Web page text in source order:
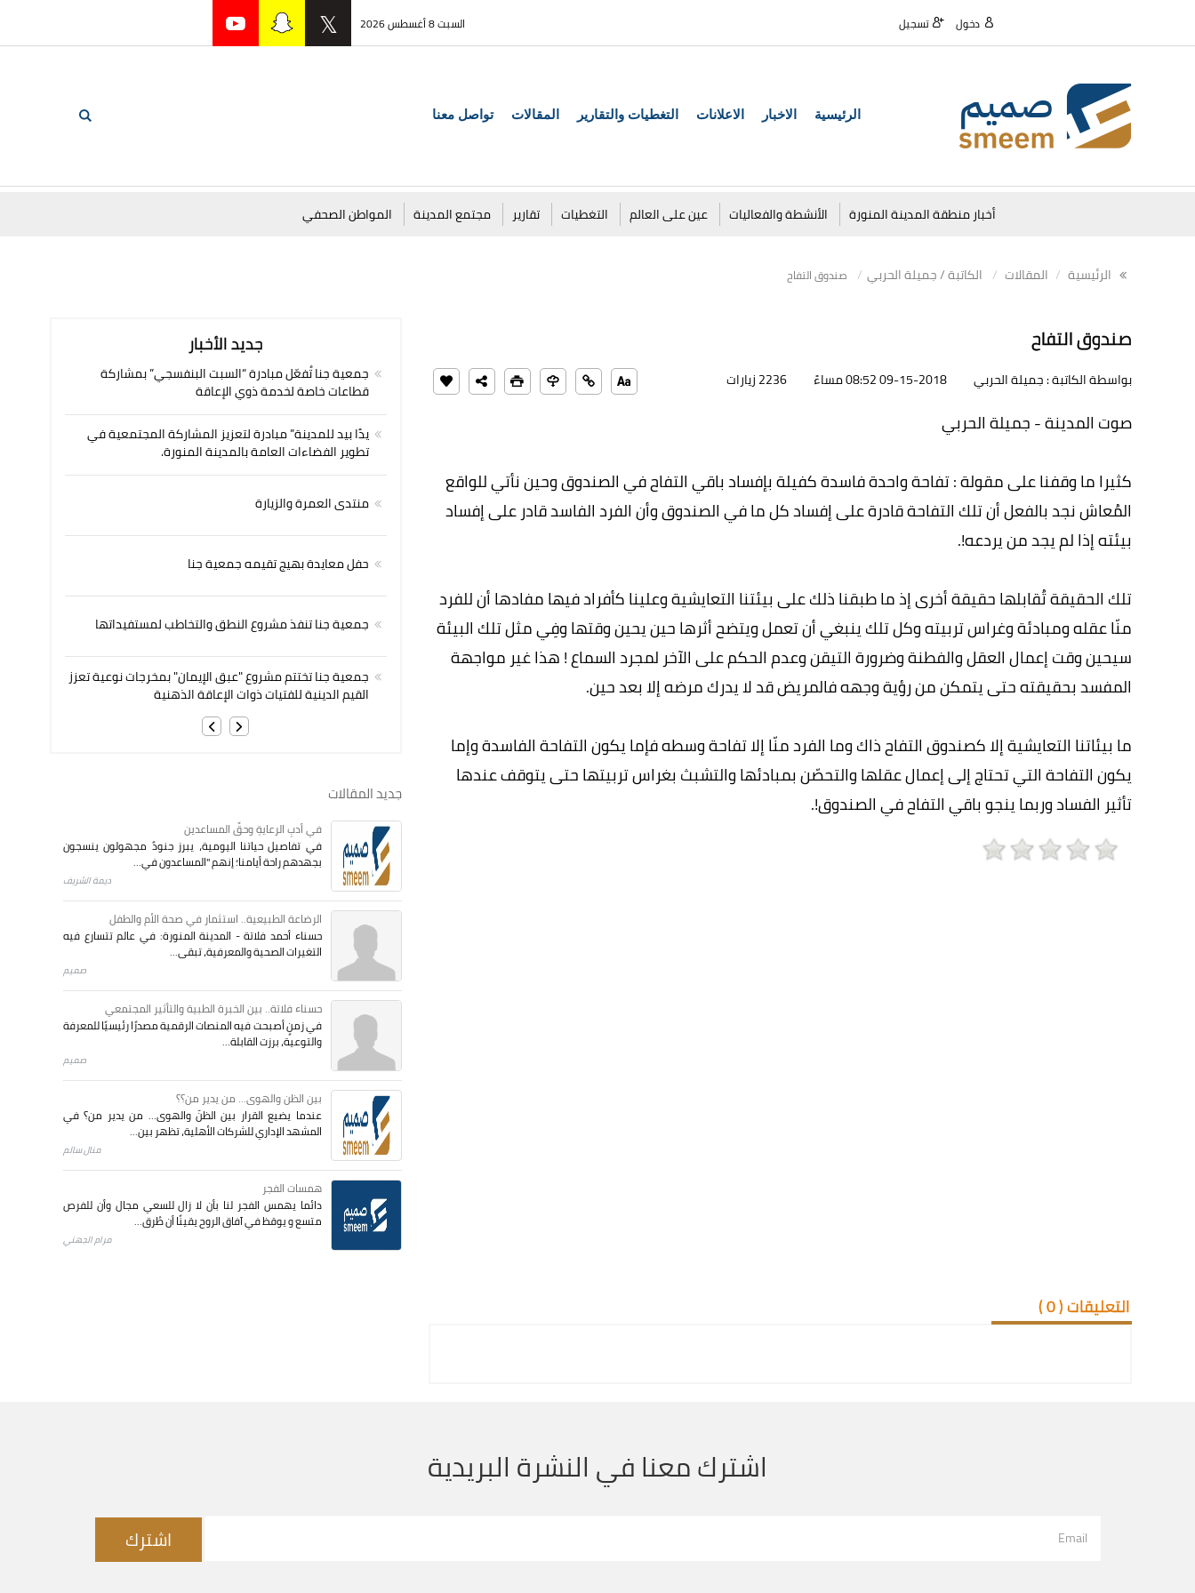
السبت 8 أغسطس 2026 دخول تسجيل
الرئيسية الاخبار الاعلانات التغطيات والتقارير المقالات تواصل معنا
أخبار منطقة المدينة المنورة الأنشطة والفعاليات عين على العالم التغطيات تقارير مجتمع المدينة المواطن الصحفي
الرئيسية المقالات الكاتبة / جميلة الحربي صندوق التفاح
صندوق التفاح
بواسطة الكاتبة : جميلة الحربي 09-15-2018 08:52 مساءً 2236 زيارات
صوت المدينة - جميلة الحربي
كثيرا ما وقفنا على مقولة : تفاحة واحدة فاسدة كفيلة بإفساد باقي التفاح في الصندوق وحين نأتي للواقع
المُعاش نجد بالفعل أن تلك التفاحة قادرة على إفساد كل ما في الصندوق وأن الفرد الفاسد قادر على إفساد
بيئته إذا لم يجد من يردعه!.
تلك الحقيقة تُقابلها حقيقة أخرى إذ ما طبقنا ذلك على بيئتنا التعايشية وعلينا كأفراد فيها مفادها أن للفرد
منّا عقله ومبادئة وغراس تربيته وكل تلك ينبغي أن تعمل ويتضح أثرها حين يحين وقتها وفِي مثل تلك البيئة
سيحين وقت إعمال العقل والفطنة وضرورة التيقن وعدم الحكم على الآخر لمجرد السماع ! هذا غير مواجهة
المفسد بحقيقته حتى يتمكن من رؤية وجهه فالمريض قد لا يدرك مرضه إلا بعد حين.
ما بيئاتنا التعايشية إلا كصندوق التفاح ذاك وما الفرد منّا إلا تفاحة وسطه فإما يكون التفاحة الفاسدة وإما
يكون التفاحة التي تحتاج إلى إعمال عقلها والتحصّن بمبادئها والتشبث بغراس تربيتها حتى يتوقف عندها
تأثير الفساد وربما ينجو باقي التفاح في الصندوق!.
جديد الأخبار
جمعية جنا تُفعّل مبادرة “السبت البنفسجي” بمشاركة
قطاعات خاصة لخدمة ذوي الإعاقة
يدًا بيد للمدينة” مبادرة لتعزيز المشاركة المجتمعية في
تطوير الفضاءات العامة بالمدينة المنورة.
منتدى العمرة والزيارة
حفل معايدة بهيج تقيمه جمعية جنا
جمعية جنا تنفذ مشروع النطق والتخاطب لمستفيداتها
جمعية جنا تختتم مشروع "عبق الإيمان" بمخرجات نوعية تعزز
القيم الدينية للفتيات ذوات الإعاقة الذهنية
جديد المقالات
في أدبِ الرعايةِ وحقِّ المساعدين
في تفاصيل حياتنا اليومية، يبرز جنودٌ مجهولون ينسجون
بجهدهم راحة أيامنا؛ إنهم "المساعدون في...
ديمة الشريف
الرضاعة الطبيعية.. استثمار في صحة الأم والطفل
حسناء أحمد فلاتة - المدينة المنورة: في عالم تتسارع فيه
التغيرات الصحية والمعرفية، تبقى...
صميم
حسناء فلاتة.. بين الخبرة الطبية والتأثير المجتمعي
في زمنٍ أصبحت فيه المنصات الرقمية مصدرًا رئيسيًا للمعرفة
والتوعية، برزت القابلة...
صميم
بين الظن والهوى... من يدير من؟؟
عندما يضيع القرار بين الظنّ والهوى… من يدير من؟ في
المشهد الإداري للشركات الأهلية، تظهر بين...
منال سالم
همسات الفجر
دائما يهمس الفجر لنا بأن لا زال للسعي مجال وأن للفرص
متسع و يوقظ في آفاق الروح يقينًا أن طُرق...
مرام الجهني
التعليقات (0
)
اشترك معنا في النشرة البريدية
اشترك